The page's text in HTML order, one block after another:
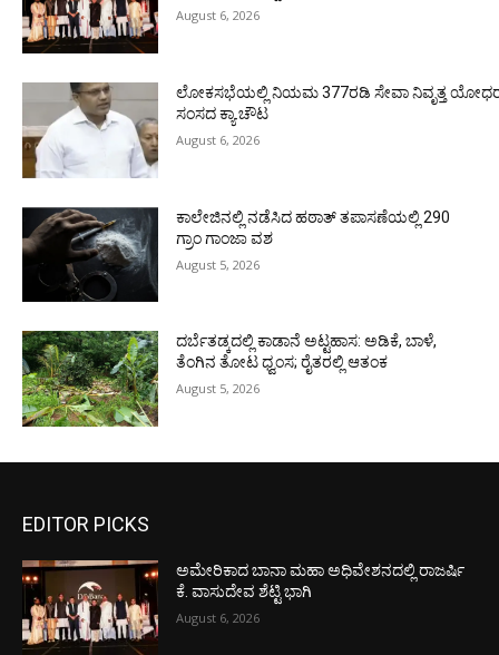
August 6, 2026
ಲೋಕಸಭೆಯಲ್ಲಿ ನಿಯಮ 377ರಡಿ ಸೇವಾ ನಿವೃತ್ತ
ಸಂಸದ ಕ್ಯಾ.ಚೌಟ
August 6, 2026
ಕಾಲೇಜಿನಲ್ಲಿ ನಡೆಸಿದ ಹಠಾತ್ ತಪಾಸಣೆಯಲ್ಲಿ 290
ಗ್ರಾಂ ಗಾಂಜಾ ವಶ
August 5, 2026
ದರ್ಬೆತಡ್ಕದಲ್ಲಿ ಕಾಡಾನೆ ಅಟ್ಟಹಾಸ: ಅಡಿಕೆ, ಬಾಳೆ,
ತೆಂಗಿನ ತೋಟ ಧ್ವಂಸ; ರೈತರಲ್ಲಿ ಆತಂಕ
August 5, 2026
EDITOR PICKS
ಅಮೇರಿಕಾದ ಬಾನಾ ಮಹಾ ಅಧಿವೇಶನದಲ್ಲಿ ರಾಜರ್ಷಿ
ಕೆ. ವಾಸುದೇವ ಶೆಟ್ಟಿ ಭಾಗಿ
August 6, 2026